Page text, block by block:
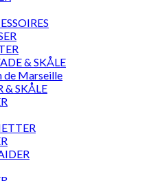
& SKÅLE
de Marseille
& SKÅLE